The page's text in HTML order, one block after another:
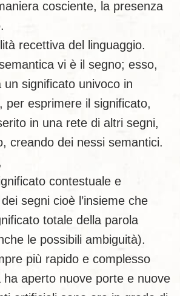
cosciente, la presenza
recettiva del linguaggio.
vi è il segno; esso,
significato univoco in
per esprimere il significato,
in una rete di altri segni,
creando dei nessi semantici.
contestuale e
segni cioè l’insieme che
totale della parola
le possibili ambiguità).
più rapido e complesso
ha aperto nuove porte e nuove